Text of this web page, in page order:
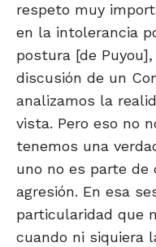
respeto muy
en la intolerancia
postura [de
discusión de un
analizamos la
vista. Pero eso no
tenemos una
uno no es parte de
agresión. En esa
particularidad que
cuando ni siquiera